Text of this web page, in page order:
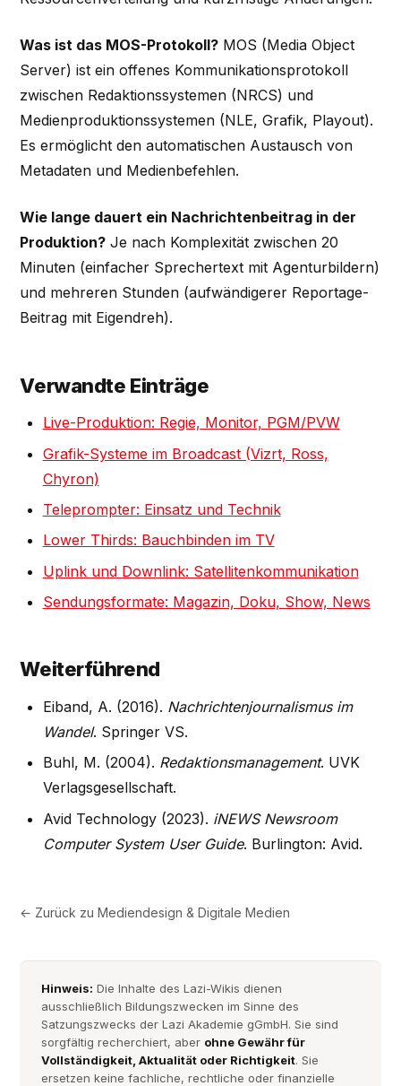
Was ist das MOS-Protokoll? MOS (Media Object
Server) ist ein offenes Kommunikationsprotokoll
zwischen Redaktionssystemen (NRCS) und
Medienproduktionssystemen (NLE, Grafik, Playout).
Es ermöglicht den automatischen Austausch von
Metadaten und Medienbefehlen.
Wie lange dauert ein Nachrichtenbeitrag in der
Produktion? Je nach Komplexität zwischen 20
Minuten (einfacher Sprechertext mit Agenturbildern)
und mehreren Stunden (aufwändigerer Reportage-
Beitrag mit Eigendreh).
Verwandte Einträge
Live-Produktion: Regie, Monitor, PGM/PVW
Grafik-Systeme im Broadcast (Vizrt, Ross,
Chyron)
Teleprompter: Einsatz und Technik
Lower Thirds: Bauchbinden im TV
Uplink und Downlink: Satellitenkommunikation
Sendungsformate: Magazin, Doku, Show, News
Weiterführend
Eiband, A. (2016). Nachrichtenjournalismus im
Wandel. Springer VS.
Buhl, M. (2004). Redaktionsmanagement. UVK
Verlagsgesellschaft.
Avid Technology (2023). iNEWS Newsroom
Computer System User Guide. Burlington: Avid.
← Zurück zuMediendesign & Digitale Medien
Hinweis: Die Inhalte des Lazi-Wikis dienen
ausschließlich Bildungszwecken im Sinne des
Satzungszwecks der Lazi Akademie gGmbH. Sie sind
sorgfältig recherchiert, aber ohne Gewähr für
Vollständigkeit, Aktualität oder Richtigkeit. Sie
ersetzen keine fachliche, rechtliche oder finanzielle